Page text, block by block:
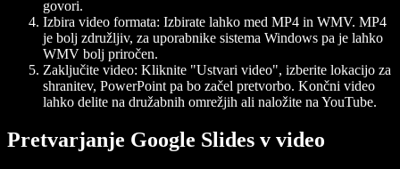
govori.
Izbira video formata: Izbirate lahko med MP4 in WMV. MP4
je bolj združljiv, za uporabnike sistema Windows pa je lahko
WMV bolj priročen.
Zaključite video: Kliknite "Ustvari video", izberite lokacijo za
shranitev, PowerPoint pa bo začel pretvorbo. Končni video
lahko delite na družabnih omrežjih ali naložite na YouTube.
Pretvarjanje Google Slides v video